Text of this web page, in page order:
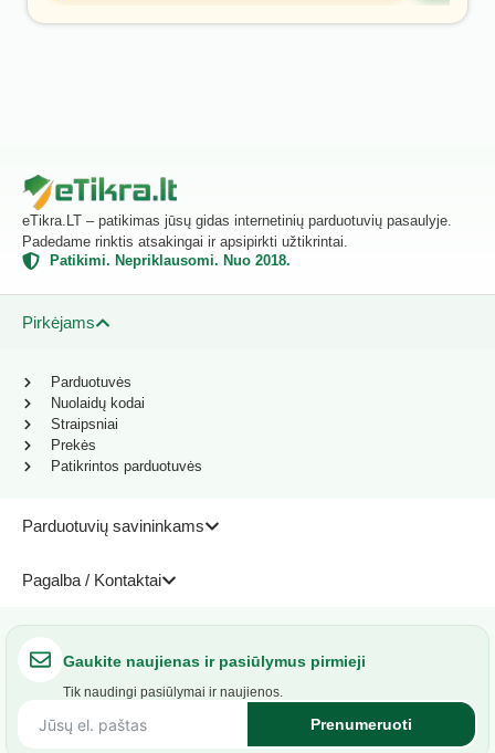
eTikra.LT – patikimas jūsų gidas internetinių parduotuvių pasaulyje.
Padedame rinktis atsakingai ir apsipirkti užtikrintai.
Patikimi. Nepriklausomi. Nuo 2018.
Pirkėjams
Parduotuvių savininkams
Pagalba / Kontaktai
Parduotuvės
Nuolaidų kodai
Straipsniai
Prekės
Patikrintos parduotuvės
Gaukite naujienas ir pasiūlymus pirmieji
Tik naudingi pasiūlymai ir naujienos.
Prenumeruoti